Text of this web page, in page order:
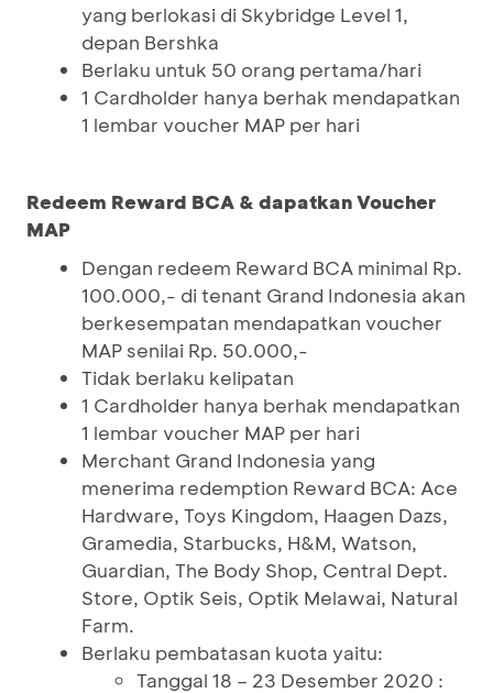
yang berlokasi di Skybridge Level 1,
depan Bershka
Berlaku untuk 50 orang pertama/hari
1 Cardholder hanya berhak mendapatkan
1 lembar voucher MAP per hari
Redeem Reward BCA & dapatkan Voucher
MAP
Dengan redeem Reward BCA minimal Rp.
100.000,- di tenant Grand Indonesia akan
berkesempatan mendapatkan voucher
MAP senilai Rp. 50.000,-
Tidak berlaku kelipatan
1 Cardholder hanya berhak mendapatkan
1 lembar voucher MAP per hari
Merchant Grand Indonesia yang
menerima redemption Reward BCA: Ace
Hardware, Toys Kingdom, Haagen Dazs,
Gramedia, Starbucks, H&M, Watson,
Guardian, The Body Shop, Central Dept.
Store, Optik Seis, Optik Melawai, Natural
Farm.
Berlaku pembatasan kuota yaitu:
Tanggal 18 – 23 Desember 2020 :